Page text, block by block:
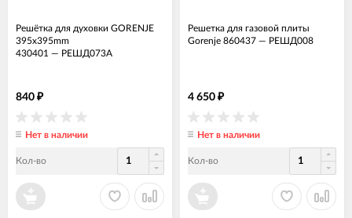
Решётка для духовки GORENJE
395x395mm
430401 — РЕШД073А
840 ₽
Нет в наличии
Кол-во
Решетка для газовой плиты
Gorenje 860437 — РЕШД008
4 650 ₽
Нет в наличии
Кол-во